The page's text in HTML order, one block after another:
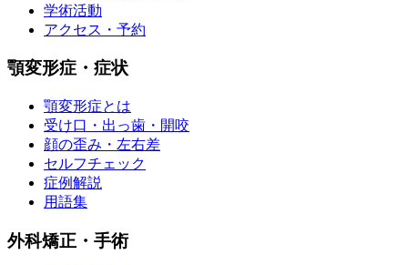
学術活動
アクセス・予約
顎変形症・症状
顎変形症とは
受け口・出っ歯・開咬
顔の歪み・左右差
セルフチェック
症例解説
用語集
外科矯正・手術